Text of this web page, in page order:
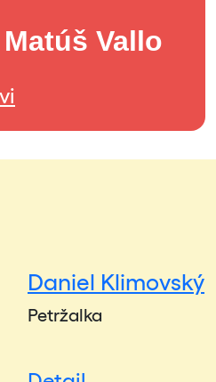
Matúš Vallo
Daniel Klimovský
Petržalka